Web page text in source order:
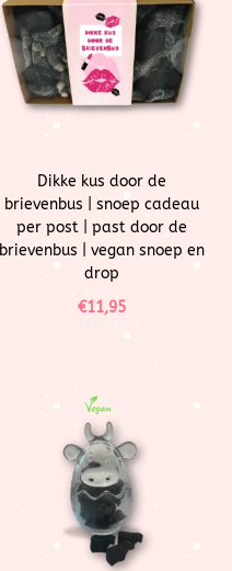
Dikke kus door de
brievenbus | snoep cadeau
per post | past door de
brievenbus | vegan snoep en
drop
€11,95